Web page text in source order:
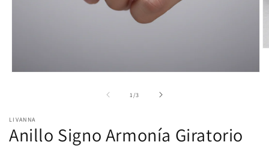
una
ventana
modal
1 /de
3
LIVANNA
Anillo Signo Armonía Giratorio